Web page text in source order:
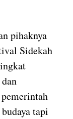
pihaknya
Sidekah
tapi